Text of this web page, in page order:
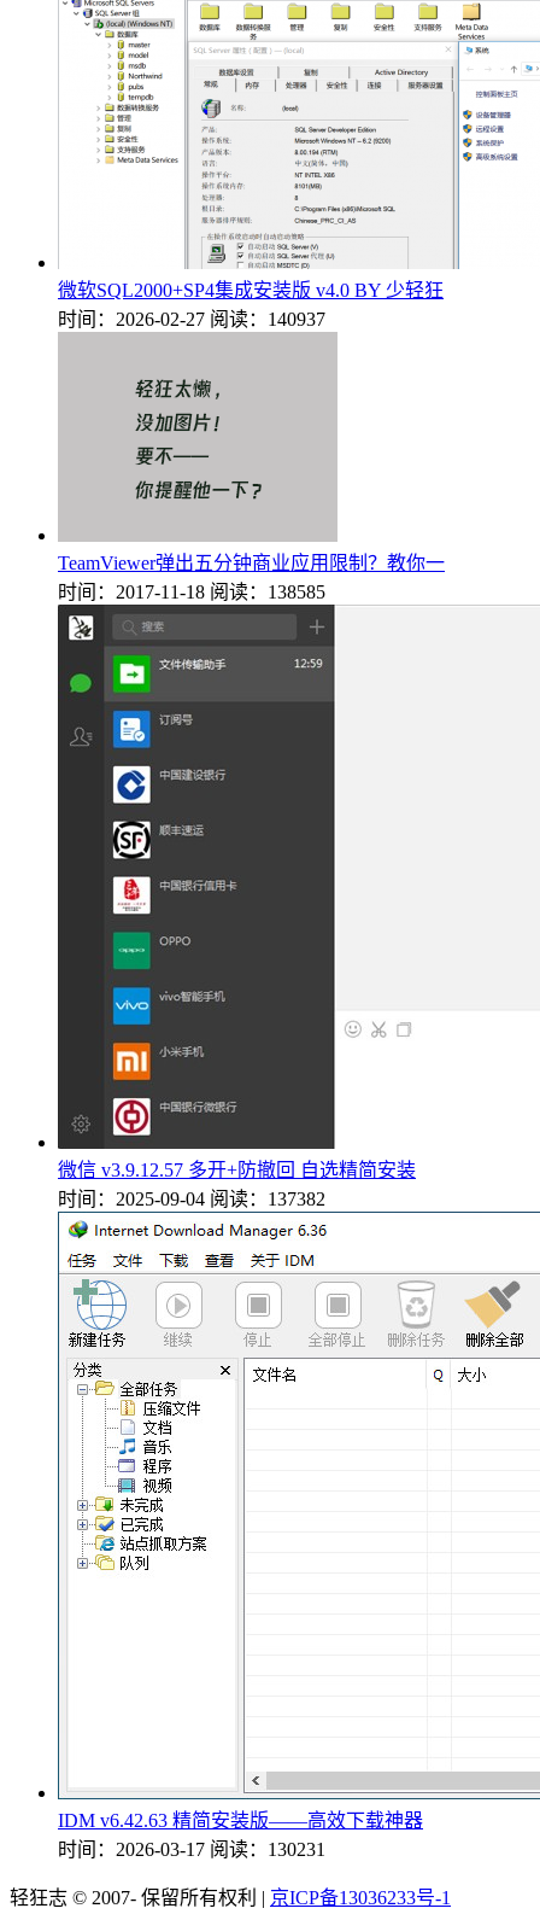
微软SQL2000+SP4集成安装版 v4.0 BY 少轻狂
时间：2026-02-27 阅读：140937
TeamViewer弹出五分钟商业应用限制？教你一
时间：2017-11-18 阅读：138585
微信 v3.9.12.57 多开+防撤回 自选精简安装
时间：2025-09-04 阅读：137382
IDM v6.42.63 精简安装版——高效下载神器
时间：2026-03-17 阅读：130231
轻狂志 © 2007- 保留所有权利 | 京ICP备13036233号-1